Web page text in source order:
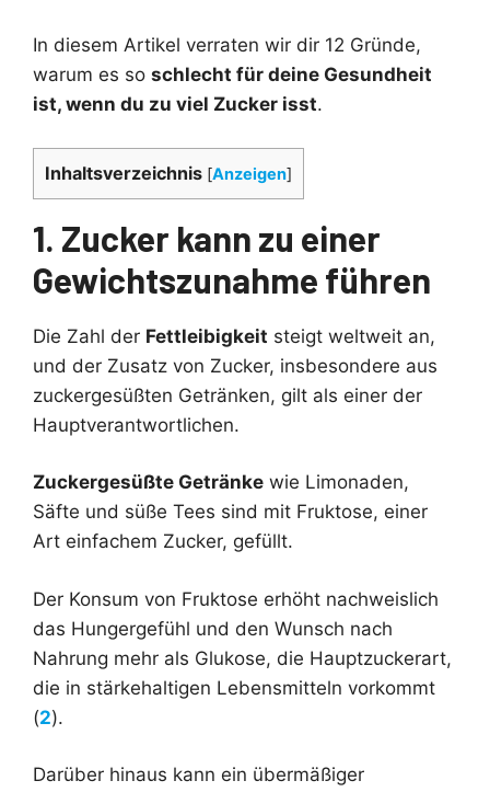
In diesem Artikel verraten wir dir 12 Gründe,
warum es so schlecht für deine Gesundheit
ist, wenn du zu viel Zucker isst.
Inhaltsverzeichnis [Anzeigen]
1. Zucker kann zu einer
Gewichtszunahme führen
Die Zahl der Fettleibigkeit steigt weltweit an,
und der Zusatz von Zucker, insbesondere aus
zuckergesüßten Getränken, gilt als einer der
Hauptverantwortlichen.
Zuckergesüßte Getränke wie Limonaden,
Säfte und süße Tees sind mit Fruktose, einer
Art einfachem Zucker, gefüllt.
Der Konsum von Fruktose erhöht nachweislich
das Hungergefühl und den Wunsch nach
Nahrung mehr als Glukose, die Hauptzuckerart,
die in stärkehaltigen Lebensmitteln vorkommt
(2).
Darüber hinaus kann ein übermäßiger